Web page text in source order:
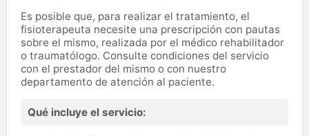
Es posible que, para realizar el tratamiento, el
fisioterapeuta necesite una prescripción con pautas
sobre el mismo, realizada por el médico rehabilitador
o traumatólogo. Consulte condiciones del servicio
con el prestador del mismo o con nuestro
departamento de atención al paciente.
Qué incluye el servicio: